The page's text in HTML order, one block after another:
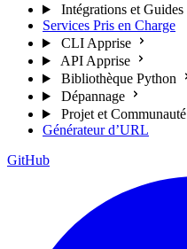
Intégrations et Guides
Services Pris en Charge
CLI Apprise
API Apprise
Bibliothèque Python
Dépannage
Projet et Communauté
Générateur d’URL
GitHub